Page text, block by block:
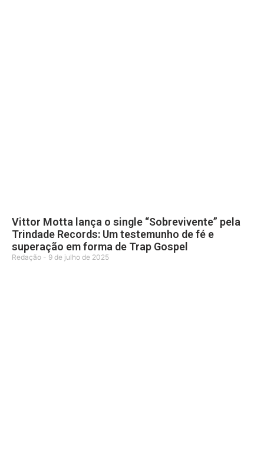
Vittor Motta lança o single “Sobrevivente” pela
Trindade Records: Um testemunho de fé e
superação em forma de Trap Gospel
Redação 9 de julho de 2025